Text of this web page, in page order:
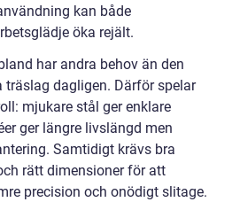
kan både
öka rejält.
har andra behov än den
träslag dagligen. Därför spelar
mjukare stål ger enklare
ger längre livslängd men
Samtidigt krävs bra
rätt dimensioner för att
precision och onödigt slitage.